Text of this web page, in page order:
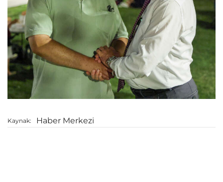
Kaynak: Haber Merkezi